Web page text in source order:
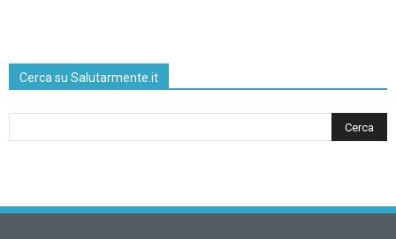
Cerca su Salutarmente.it